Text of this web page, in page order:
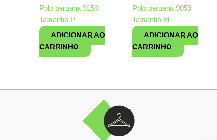
Polo peruana 9150
Tamanho P
ADICIONAR AO
CARRINHO
Polo peruana 9059
Tamanho M
ADICIONAR AO
CARRINHO